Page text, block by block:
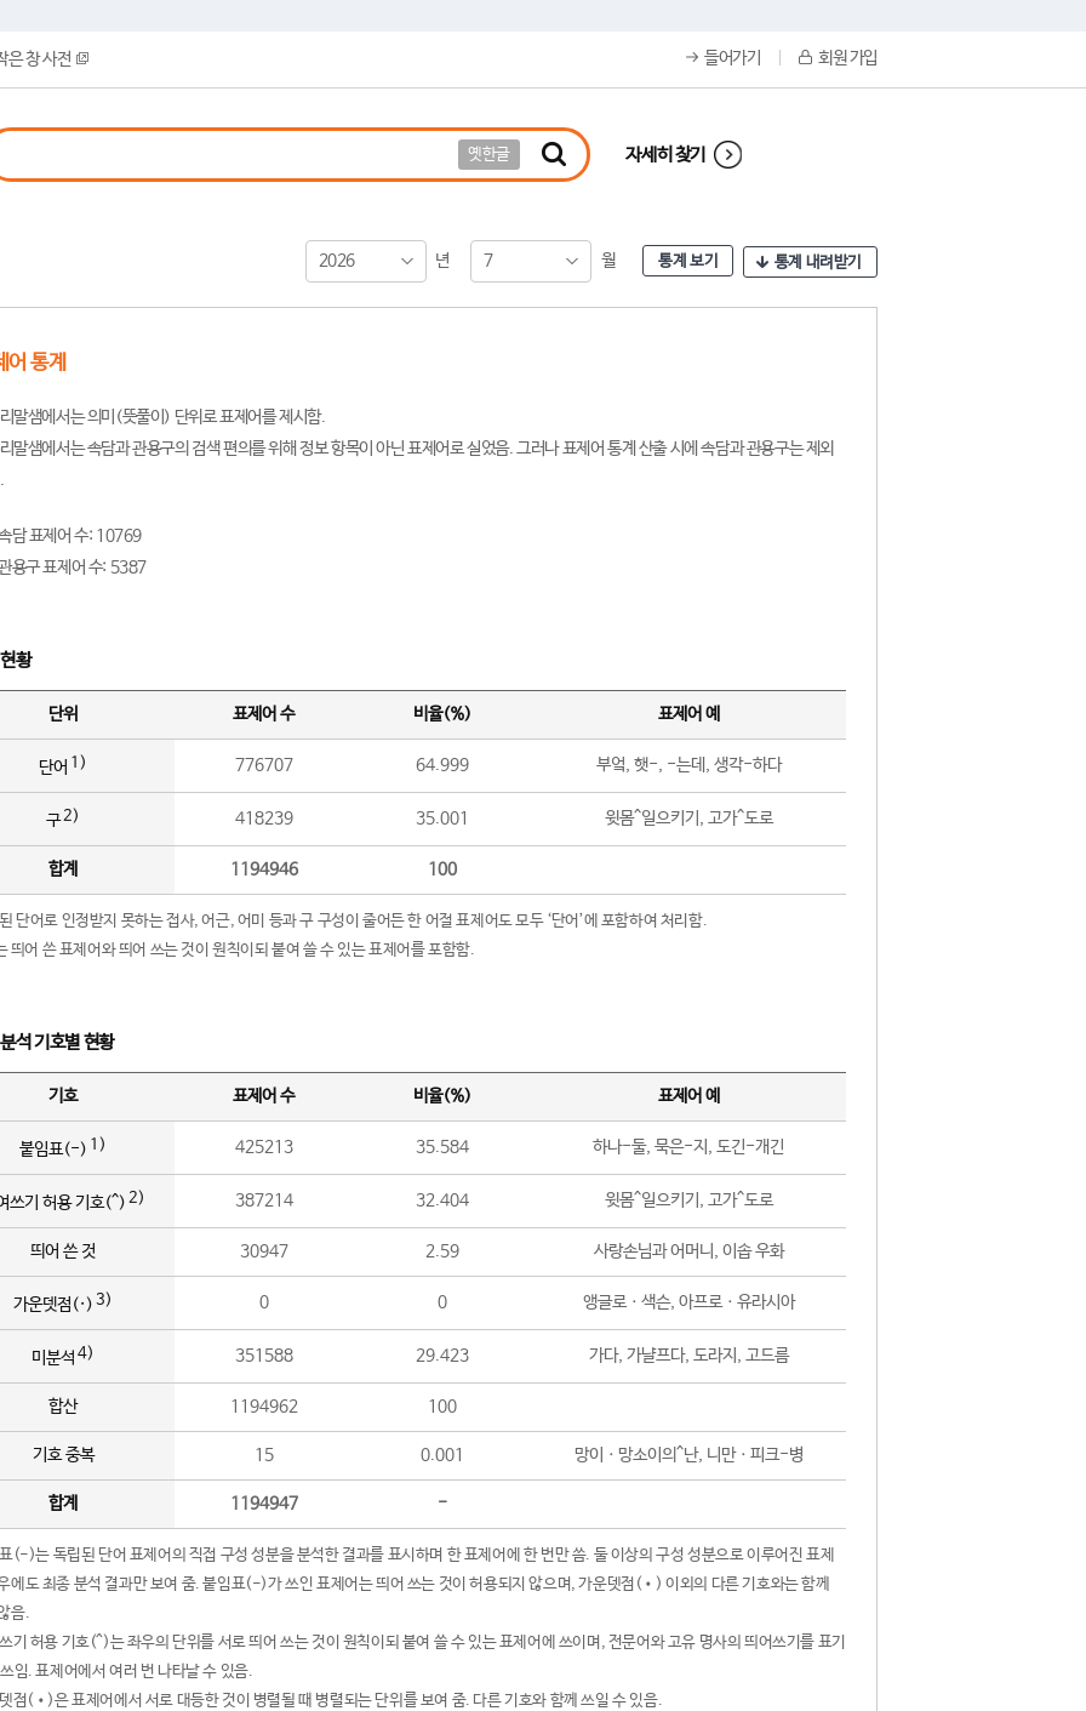
은 창 사전 들어가기 회원 가입
옛한글 자세히 찾기
2026 년 7 월 통계 보기 통계 내려받기
어 통계
말샘에서는 의미(뜻풀이) 단위로 표제어를 제시함.
말샘에서는 속담과 관용구의 검색 편의를 위해 정보 항목이 아닌 표제어로 실었음. 그러나 표제어 통계 산출 시에 속담과 관용구는 제외
담 표제어 수: 10769
용구 표제어 수: 5387
황
단위 표제어 수 비율(%) 표제어 예
단어 1) 776707 64.999 부엌, 햇-, -는데, 생각-하다
구2) 418239 35.001 윗몸^일으키기, 고가^도로
합계 1194946 100
단어로 인정받지 못하는 접사, 어근, 어미 등과 구 구성이 줄어든 한 어절 표제어도 모두 ‘단어’에 포함하여 처리함.
띄어 쓴 표제어와 띄어 쓰는 것이 원칙이되 붙여 쓸 수 있는 표제어를 포함함.
석 기호별 현황
기호 표제어 수 비율(%) 표제어 예
붙임표(-) 1) 425213 35.584 하나-둘, 묵은-지, 도긴-개긴
쓰기 허용 기호(^) 2) 387214 32.404 윗몸^일으키기, 고가^도로
띄어 쓴 것 30947 2.59 사랑손님과 어머니, 이솝 우화
가운뎃점(·) 3) 0 0 앵글로ㆍ색슨, 아프로ㆍ유라시아
미분석 4) 351588 29.423 가다, 가냘프다, 도라지, 고드름
합산 1194962 100
기호 중복 15 0.001 망이ㆍ망소이의^난, 니만ㆍ피크-병
합계 1194947 -
(-)는 독립된 단어 표제어의 직접 구성 성분을 분석한 결과를 표시하며 한 표제어에 한 번만 씀. 둘 이상의 구성 성분으로 이루어진 표제
에도 최종 분석 결과만 보여 줌. 붙임표(-)가 쓰인 표제어는 띄어 쓰는 것이 허용되지 않으며, 가운뎃점(•) 이외의 다른 기호와는 함께
음.
기 허용 기호(^)는 좌우의 단위를 서로 띄어 쓰는 것이 원칙이되 붙여 쓸 수 있는 표제어에 쓰이며, 전문어와 고유 명사의 띄어쓰기를 표기
임. 표제어에서 여러 번 나타날 수 있음.
점(•)은 표제어에서 서로 대등한 것이 병렬될 때 병렬되는 단위를 보여 줌. 다른 기호와 함께 쓰일 수 있음.